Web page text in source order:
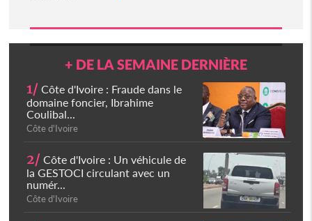
+ DE LA SEMAINE DERNIÈRE
1/ Côte d'Ivoire : Fraude dans le
domaine foncier, Ibrahime
Coulibal...
Côte d'Ivoire
2/ Côte d'Ivoire : Un véhicule de
la GESTOCI circulant avec un
numér...
Côte d'Ivoire